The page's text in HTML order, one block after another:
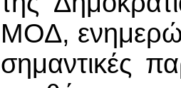
ΜΟΔ,
σημαντικές